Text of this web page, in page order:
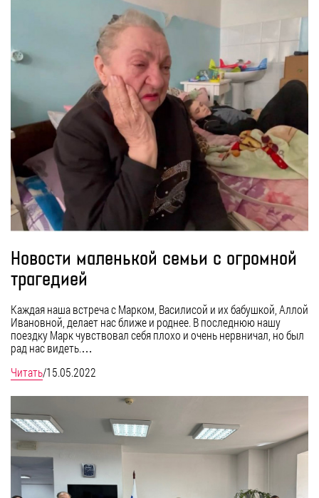
Новости маленькой семьи с огромной
трагедией
Каждая наша встреча с Марком, Василисой и их бабушкой, Аллой
Ивановной, делает нас ближе и роднее. В последнюю нашу
поездку Марк чувствовал себя плохо и очень нервничал, но был
рад нас видеть.…
Читать/15.05.2022